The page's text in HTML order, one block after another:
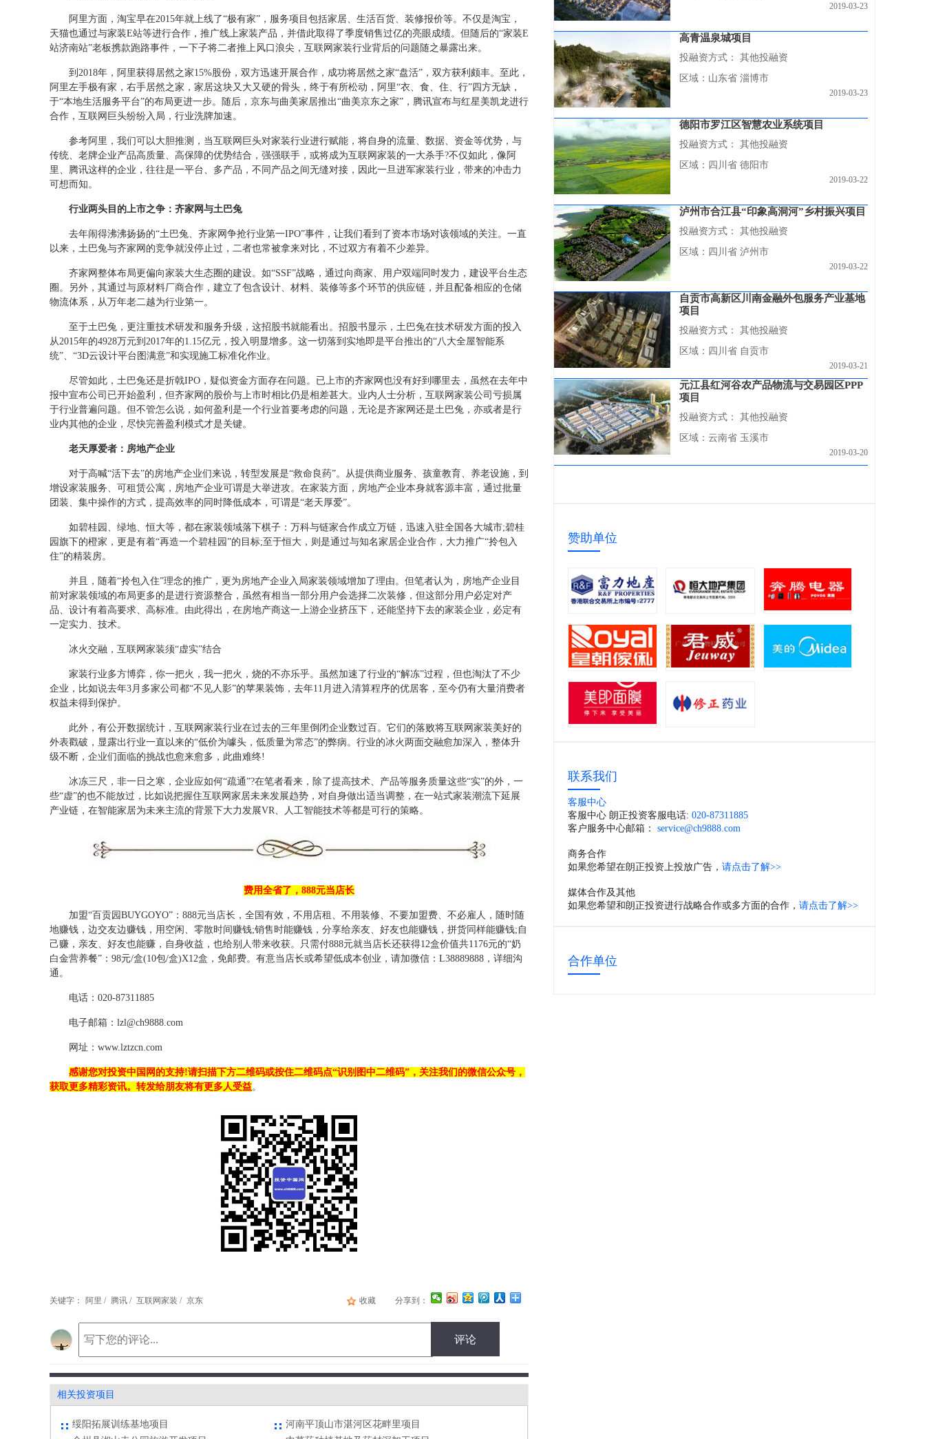
阿里方面，淘宝早在2015年就上线了“极有家”，服务项目包括家居、生活百货、装修报价等。不仅是淘宝，
天猫也通过与家装E站等进行合作，推广线上家装产品，并借此取得了季度销售过亿的亮眼成绩。但随后的“家装E
站济南站”老板携款跑路事件，一下子将二者推上风口浪尖，互联网家装行业背后的问题随之暴露出来。
到2018年，阿里获得居然之家15%股份，双方迅速开展合作，成功将居然之家“盘活”，双方获利颇丰。至此，
阿里左手极有家，右手居然之家，家居这块又大又硬的骨头，终于有所松动，阿里“衣、食、住、行”四方无缺，
于“本地生活服务平台”的布局更进一步。随后，京东与曲美家居推出“曲美京东之家”，腾讯宣布与红星美凯龙进行
合作，互联网巨头纷纷入局，行业洗牌加速。
参考阿里，我们可以大胆推测，当互联网巨头对家装行业进行赋能，将自身的流量、数据、资金等优势，与
传统、老牌企业产品高质量、高保障的优势结合，强强联手，或将成为互联网家装的一大杀手?不仅如此，像阿
里、腾讯这样的企业，往往是一平台、多产品，不同产品之间无缝对接，因此一旦进军家装行业，带来的冲击力
可想而知。
行业两头目的上市之争：齐家网与土巴兔
去年闹得沸沸扬扬的“土巴兔、齐家网争抢行业第一IPO”事件，让我们看到了资本市场对该领域的关注。一直
以来，土巴兔与齐家网的竞争就没停止过，二者也常被拿来对比，不过双方有着不少差异。
齐家网整体布局更偏向家装大生态圈的建设。如“SSF”战略，通过向商家、用户双端同时发力，建设平台生态
圈。另外，其通过与原材料厂商合作，建立了包含设计、材料、装修等多个环节的供应链，并且配备相应的仓储
物流体系，从万年老二越为行业第一。
至于土巴兔，更注重技术研发和服务升级，这招股书就能看出。招股书显示，土巴兔在技术研发方面的投入
从2015年的4928万元到2017年的1.15亿元，投入明显增多。这一切落到实地即是平台推出的“八大全屋智能系
统”、“3D云设计平台图满意”和实现施工标准化作业。
尽管如此，土巴兔还是折戟IPO，疑似资金方面存在问题。已上市的齐家网也没有好到哪里去，虽然在去年中
报中宣布公司已开始盈利，但齐家网的股价与上市时相比仍是相差甚大。业内人士分析，互联网家装公司亏损属
于行业普遍问题。但不管怎么说，如何盈利是一个行业首要考虑的问题，无论是齐家网还是土巴兔，亦或者是行
业内其他的企业，尽快完善盈利模式才是关键。
老天厚爱者：房地产企业
对于高喊“活下去”的房地产企业们来说，转型发展是“救命良药”。从提供商业服务、孩童教育、养老设施，到
增设家装服务、可租赁公寓，房地产企业可谓是大举进攻。在家装方面，房地产企业本身就客源丰富，通过批量
团装、集中操作的方式，提高效率的同时降低成本，可谓是“老天厚爱”。
如碧桂园、绿地、恒大等，都在家装领域落下棋子：万科与链家合作成立万链，迅速入驻全国各大城市;碧桂
园旗下的橙家，更是有着“再造一个碧桂园”的目标;至于恒大，则是通过与知名家居企业合作，大力推广“拎包入
住”的精装房。
并且，随着“拎包入住”理念的推广，更为房地产企业入局家装领域增加了理由。但笔者认为，房地产企业目
前对家装领域的布局更多的是进行资源整合，虽然有相当一部分用户会选择二次装修，但这部分用户必定对产
品、设计有着高要求、高标准。由此得出，在房地产商这一上游企业挤压下，还能坚持下去的家装企业，必定有
一定实力、技术。
冰火交融，互联网家装须“虚实”结合
家装行业多方博弈，你一把火，我一把火，烧的不亦乐乎。虽然加速了行业的“解冻”过程，但也淘汰了不少
企业，比如说去年3月多家公司都“不见人影”的苹果装饰，去年11月进入清算程序的优居客，至今仍有大量消费者
权益未得到保护。
此外，有公开数据统计，互联网家装行业在过去的三年里倒闭企业数过百。它们的落败将互联网家装美好的
外表戳破，显露出行业一直以来的“低价为噱头，低质量为常态”的弊病。行业的冰火两面交融愈加深入，整体升
级不断，企业们面临的挑战也愈来愈多，此曲难终!
冰冻三尺，非一日之寒，企业应如何“疏通”?在笔者看来，除了提高技术、产品等服务质量这些“实”的外，一
些“虚”的也不能放过，比如说把握住互联网家居未来发展趋势，对自身做出适当调整，在一站式家装潮流下延展
产业链，在智能家居为未来主流的背景下大力发展VR、人工智能技术等都是可行的策略。
费用全省了，888元当店长
加盟“百贡园BUYGOYO”：888元当店长，全国有效，不用店租、不用装修、不要加盟费、不必雇人，随时随
地赚钱，边交友边赚钱，用空闲、零散时间赚钱;销售时能赚钱，分享给亲友、好友也能赚钱，拼货同样能赚钱;自
己赚，亲友、好友也能赚，自身收益，也给别人带来收获。只需付888元就当店长还获得12盒价值共1176元的“奶
白金营养餐”：98元/盒(10包/盒)X12盒，免邮费。有意当店长或希望低成本创业，请加微信：L38889888，详细沟
通。
电话：020-87311885
电子邮箱：lzl@ch9888.com
网址：www.lztzcn.com
感谢您对投资中国网的支持!请扫描下方二维码或按住二维码点“识别图中二维码”，关注我们的微信公众号，
获取更多精彩资讯。转发给朋友将有更多人受益。
关键字： 阿里 / 腾讯 / 互联网家装 / 京东 收藏 分享到：
评论
相关投资项目
绥阳拓展训练基地项目
河南平顶山市湛河区花畔里项目
2019-03-23
高青温泉城项目
投融资方式：
其他投融资
区域：山东省 淄博市
2019-03-23
德阳市罗江区智慧农业系统项目
投融资方式：
其他投融资
区域：四川省 德阳市
2019-03-22
泸州市合江县“印象高洞河”乡村振兴项目
投融资方式：
其他投融资
区域：四川省 泸州市
2019-03-22
自贡市高新区川南金融外包服务产业基地
项目
投融资方式：
其他投融资
区域：四川省 自贡市
2019-03-21
元江县红河谷农产品物流与交易园区PPP
项目
投融资方式：
其他投融资
区域：云南省 玉溪市
2019-03-20
赞助单位
联系我们
客服中心
客服中心 朗正投资客服电话: 020-87311885
客户服务中心邮箱：
service@ch9888.com
商务合作
如果您希望在朗正投资上投放广告， 请点击了解>>
媒体合作及其他
如果您希望和朗正投资进行战略合作或多方面的合作， 请点击了解>>
合作单位